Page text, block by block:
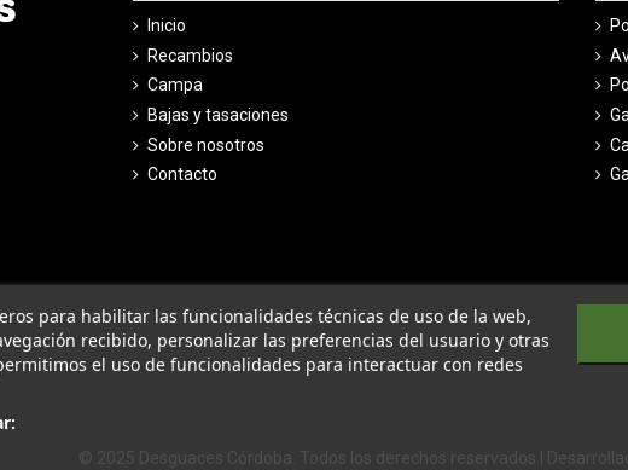
Inicio
Recambios
Campa
Bajas y tasaciones
Sobre nosotros
Contacto
para habilitar las funcionalidades técnicas de uso de la web,
recibido, personalizar las preferencias del usuario y otras
el uso de funcionalidades para interactuar con redes
© 2025 Desguaces Córdoba. Todos los derechos reservados |